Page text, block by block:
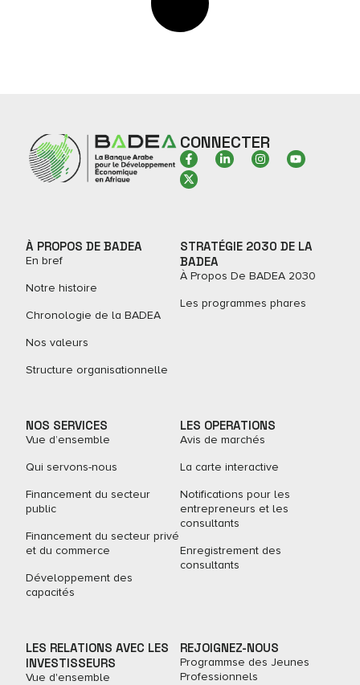
CONNECTER
À PROPOS DE BADEA
En bref
Notre histoire
Chronologie de la BADEA
Nos valeurs
Structure organisationnelle
STRATÉGIE 2030 DE LA
BADEA
À Propos De BADEA 2030
Les programmes phares
NOS SERVICES
Vue d’ensemble
Qui servons-nous
Financement du secteur
public
Financement du secteur privé
et du commerce
Développement des
capacités
LES OPERATIONS
Avis de marchés
La carte interactive
Notifications pour les
entrepreneurs et les
consultants
Enregistrement des
consultants
LES RELATIONS AVEC LES
INVESTISSEURS
Vue d'ensemble
REJOIGNEZ-NOUS
Programmse des Jeunes
Professionnels